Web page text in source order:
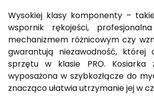
Wysokiej klasy komponenty –
wspornik rękojeści,
mechanizmem różnicowym czy
gwarantują niezawodność, której
sprzętu w klasie PRO. Kosiarka
wyposażona w szybkozłącze do
znacząco ułatwia utrzymanie jej w